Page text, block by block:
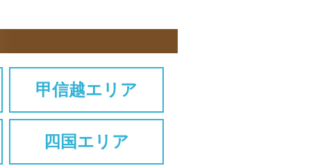
甲信越エリア
四国エリア